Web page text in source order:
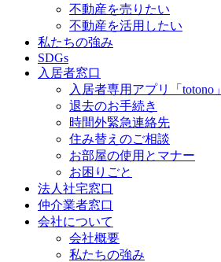
不動産を売りたい
不動産を活用したい
私たちの強み
SDGs
入居者窓口
入居者専用アプリ「totono」
退去のお手続き
時間外緊急連絡先
住み替えのご相談
お部屋の使用とマナー
お困りごと
法人社宅窓口
仲介業者窓口
会社について
会社概要
私たちの強み